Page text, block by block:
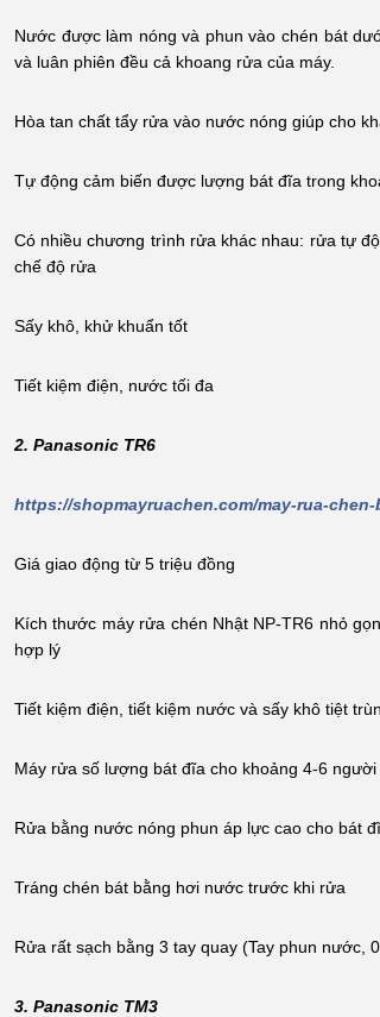
Nước được làm nóng và phun vào chén bát
và luân phiên đều cả khoang rửa của máy.
Hòa tan chất tẩy rửa vào nước nóng giúp cho
Tự động cảm biến được lượng bát đĩa trong
Có nhiều chương trình rửa khác nhau: rửa tự
chế độ rửa
Sấy khô, khử khuẩn tốt
Tiết kiệm điện, nước tối đa
2. Panasonic TR6
https://shopmayruachen.com/may-rua-
Giá giao động từ 5 triệu đồng
Kích thước máy rửa chén Nhật NP-TR6 nhỏ
hợp lý
Tiết kiệm điện, tiết kiệm nước và sấy khô tiệt
Máy rửa số lượng bát đĩa cho khoảng 4-6
Rửa bằng nước nóng phun áp lực cao cho bát
Tráng chén bát bằng hơi nước trước khi rửa
Rửa rất sạch bằng 3 tay quay (Tay phun nước,
3. Panasonic TM3